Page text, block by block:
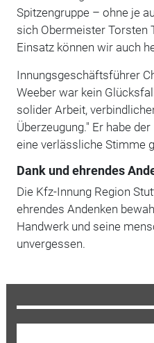
Spitzengruppe – ohne je
sich Obermeister Torsten
Einsatz können wir auch
Innungsgeschäftsführer
Weeberwar kein
solider Arbeit,
Überzeugung." Er habe
eine verlässliche Stimme
Dank und ehrendes
Die Kfz-Innung Region
ehrendes Andenken
Handwerk und seine
unvergessen.